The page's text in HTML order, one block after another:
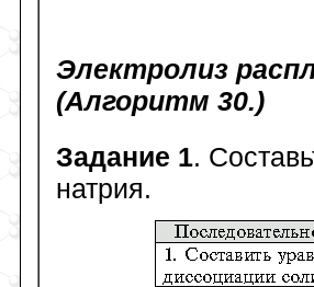
Электролиз
(Алгоритм 30.)
Задание 1.
натрия.